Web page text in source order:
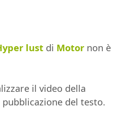
lust di Motor non è
il video della
del testo.